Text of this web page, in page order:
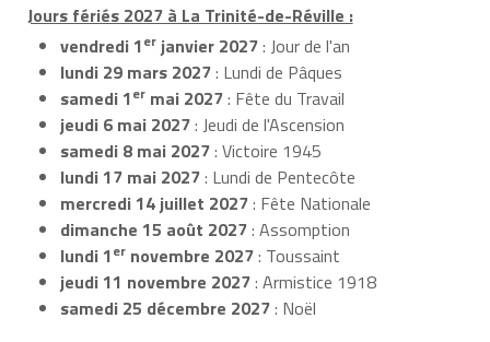
Jours fériés 2027 à La Trinité-de-Réville :
vendredi 1er janvier 2027: Jour de l'an
lundi 29 mars 2027: Lundi de Pâques
samedi 1er mai 2027: Fête du Travail
jeudi 6 mai 2027: Jeudi de l'Ascension
samedi 8 mai 2027: Victoire 1945
lundi 17 mai 2027: Lundi de Pentecôte
mercredi 14 juillet 2027: Fête Nationale
dimanche 15 août 2027: Assomption
lundi 1er novembre 2027: Toussaint
jeudi 11 novembre 2027: Armistice 1918
samedi 25 décembre 2027: Noël